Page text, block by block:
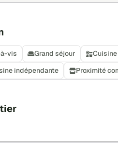
vis Grand séjour
indépendante Proximité